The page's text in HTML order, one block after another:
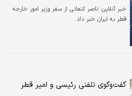
خبر آنلاین: ناصر کنعانی از سفر وزیر امور خارجه
قطر به ایران خبر داد.
گفت‌وگوی تلفنی رئیسی و امیر قطر